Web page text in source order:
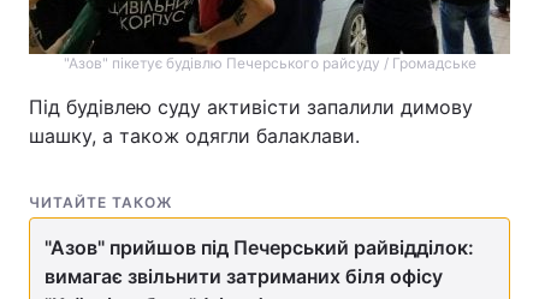
"Азов" пікетує будівлю Печерського райсуду / Громадське
Під будівлею суду активісти запалили димову
шашку, а також одягли балаклави.
ЧИТАЙТЕ ТАКОЖ
"Азов" прийшов під Печерський райвідділок:
вимагає звільнити затриманих біля офісу